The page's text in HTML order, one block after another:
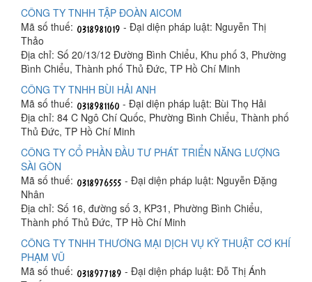
CÔNG TY TNHH TẬP ĐOÀN AICOM
Mã số thuế:
- Đại diện pháp luật: Nguyễn Thị
Thảo
Địa chỉ: Số 20/13/12 Đường Bình Chiểu, Khu phố 3, Phường
Bình Chiểu, Thành phố Thủ Đức, TP Hồ Chí Minh
CÔNG TY TNHH BÙI HẢI ANH
Mã số thuế:
- Đại diện pháp luật: Bùi Thọ Hải
Địa chỉ: 84 C Ngô Chí Quốc, Phường Bình Chiểu, Thành phố
Thủ Đức, TP Hồ Chí Minh
CÔNG TY CỔ PHẦN ĐẦU TƯ PHÁT TRIỂN NĂNG LƯỢNG
SÀI GÒN
Mã số thuế:
- Đại diện pháp luật: Nguyễn Đặng
Nhân
Địa chỉ: Số 16, đường số 3, KP31, Phường Bình Chiểu,
Thành phố Thủ Đức, TP Hồ Chí Minh
CÔNG TY TNHH THƯƠNG MẠI DỊCH VỤ KỸ THUẬT CƠ KHÍ
PHẠM VŨ
Mã số thuế:
- Đại diện pháp luật: Đỗ Thị Ánh